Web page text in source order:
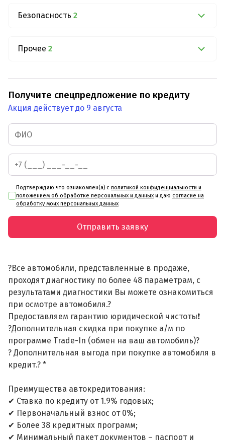
Безопасность 2
Прочее 2
Получите спецпредложение по кредиту
Акция действует до 9 августа
Подтверждаю что ознакомлен(а) с политикой конфиденциальности и
положением об обработке персональных и данных и даю согласие на
обработку моих персональных данных
Отправить заявку
?Все автомобили, представленные в продаже,
проходят диагностику по более 48 параметрам, с
результатами диагностики Вы можете ознакомиться
при осмотре автомобиля.?
Предоставляем гарантию юридической чистоты❗
?Дополнительная скидка при покупке а/м по
программе Trade-In (обмен на ваш автомобиль)?
? Дополнительная выгода при покупке автомобиля в
кредит.? *
Преимущества автокредитования:
✔ Ставка по кредиту от 1.9% годовых;
✔ Первоначальный взнос от 0%;
✔ Более 38 кредитных программ;
✔ Минимальный пакет документов – паспорт и